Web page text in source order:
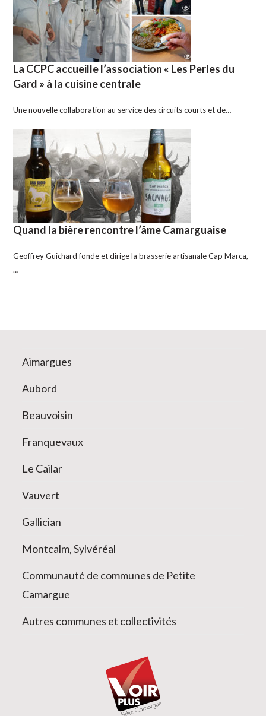
La CCPC accueille l’association « Les Perles du
Gard » à la cuisine centrale
Une nouvelle collaboration au service des circuits courts et de…
Quand la bière rencontre l’âme Camarguaise
Geoffrey Guichard fonde et dirige la brasserie artisanale Cap Marca,
…
Aimargues
Aubord
Beauvoisin
Franquevaux
Le Cailar
Vauvert
Gallician
Montcalm, Sylvéréal
Communauté de communes de Petite
Camargue
Autres communes et collectivités